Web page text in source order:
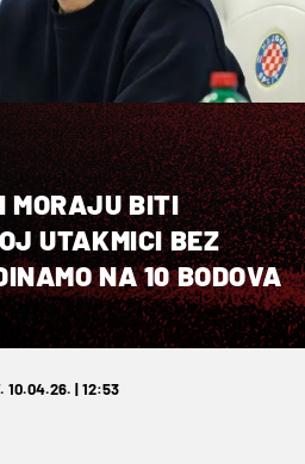
MORAJU BITI
UTAKMICI BEZ
NA 10 BODOVA
10.04.26. | 12:53